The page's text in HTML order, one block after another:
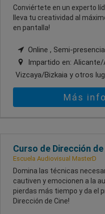
Conviértete en un experto
lleva tu creatividad al
en pantalla!
Online , Semi-
Impartido en: Alicante/
Vizcaya/Bizkaia y otros
Más
Curso de Dirección de
Escuela Audiovisual MasterD
Domina las técnicas
cautiven y emocionen a la
pierdas más tiempo y da el
Dirección de Cine!